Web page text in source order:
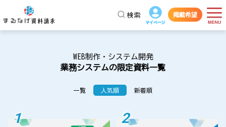
掲載希望
検索
WEB制作・システム開発
業務システムの限定資料一覧
一覧 人気順 新着順
1 2